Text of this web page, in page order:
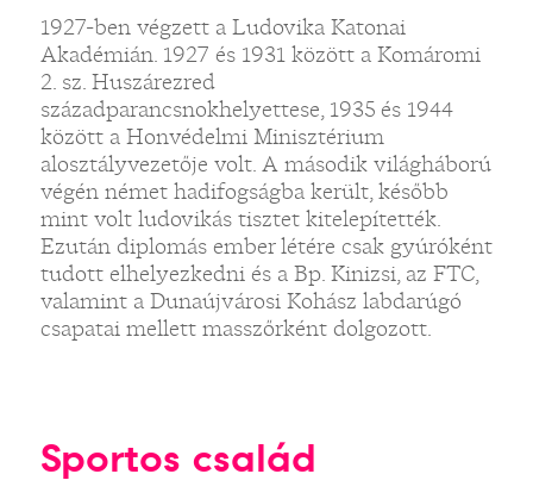
1927-ben végzett a Ludovika Katonai
Akadémián. 1927 és 1931 között a Komáromi
2. sz. Huszárezred
századparancsnokhelyettese, 1935 és 1944
között a Honvédelmi Minisztérium
alosztályvezetője volt. A második világháború
végén német hadifogságba került, később
mint volt ludovikás tisztet kitelepítették.
Ezután diplomás ember létére csak gyúróként
tudott elhelyezkedni és a Bp. Kinizsi, az FTC,
valamint a Dunaújvárosi Kohász labdarúgó
csapatai mellett masszőrként dolgozott.
Sportos család